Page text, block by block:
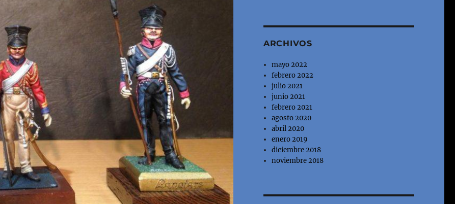
ARCHIVOS
mayo 2022
febrero 2022
julio 2021
junio 2021
febrero 2021
agosto 2020
abril 2020
enero 2019
diciembre 2018
noviembre 2018